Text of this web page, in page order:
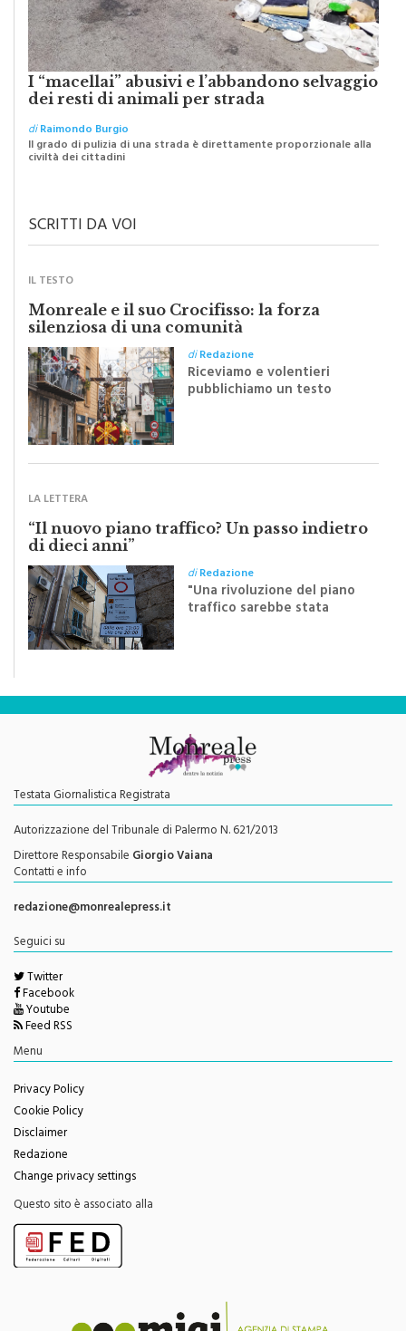
I “macellai” abusivi e l’abbandono selvaggio
dei resti di animali per strada
diRaimondo Burgio
SCRITTI DA VOI
IL TESTO
Monreale e il suo Crocifisso: la forza
silenziosa di una comunità
diRedazione
Riceviamo e volentieri
Sapienza all'indomani della
LA LETTERA
“Il nuovo piano traffico? Un passo indietro
di dieci anni”
diRedazione
"Una rivoluzione del piano
Testata Giornalistica Registrata
Autorizzazione del Tribunale di Palermo N. 621/2013
Direttore ResponsabileGiorgio Vaiana
Contatti e info
redazione@monrealepress.it
Seguici su
Twitter
Facebook
Youtube
Feed RSS
Privacy Policy
Cookie Policy
Disclaimer
Redazione
Change privacy settings
Questo sito è associato alla